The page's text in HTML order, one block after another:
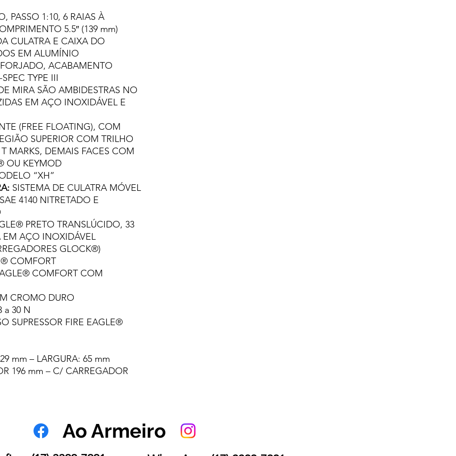
PASSO 1:10, 6 RAIAS À
5.5″ (139 mm)
CULATRA E CAIXA DO
EM ALUMÍNIO
ACABAMENTO
TYPE III
MIRA SÃO AMBIDESTRAS NO
EM AÇO INOXIDÁVEL E
(FREE FLOATING), COM
SUPERIOR COM TRILHO
MARKS, DEMAIS FACES COM
OU KEYMOD
“XH”
SISTEMA DE CULATRA MÓVEL
4140 NITRETADO E
PRETO TRANSLÚCIDO, 33
AÇO INOXIDÁVEL
GLOCK®)
COMFORT
COMFORT COM
CROMO DURO
a 30 N
SUPRESSOR FIRE EAGLE®
mm – LARGURA: 65 mm
196 mm – C/ CARREGADOR
Ao Armeiro